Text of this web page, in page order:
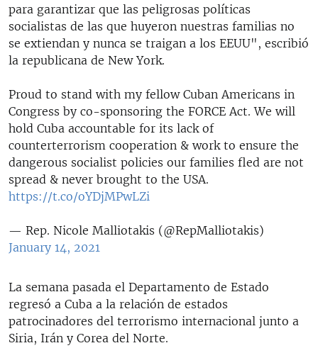
para garantizar que las peligrosas políticas
socialistas de las que huyeron nuestras familias no
se extiendan y nunca se traigan a los EEUU", escribió
la republicana de New York.
Proud to stand with my fellow Cuban Americans in
Congress by co-sponsoring the FORCE Act. We will
hold Cuba accountable for its lack of
counterterrorism cooperation & work to ensure the
dangerous socialist policies our families fled are not
spread & never brought to the USA.
https://t.co/oYDjMPwLZi
— Rep. Nicole Malliotakis (@RepMalliotakis)
January 14, 2021
La semana pasada el Departamento de Estado
regresó a Cuba a la relación de estados
patrocinadores del terrorismo internacional junto a
Siria, Irán y Corea del Norte.